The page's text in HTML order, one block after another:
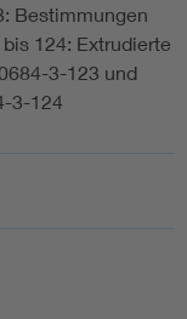
Bestimmungen
124: Extrudierte
3-123 und
3-124